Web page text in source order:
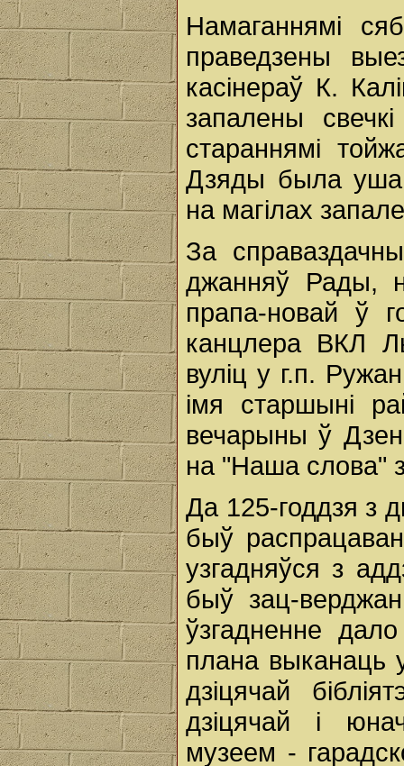
Намаганнямі
праведзены
касінераў К.
запалены
стараннямі
Дзяды была
на магілах
За
джанняў Рады,
прапа-новай ў
канцлера ВКЛ
вуліц у г.п.
імя старшыні
вечарыны ў
на "Наша слова"
Да 125-годдзя з
быў
узгадняўся з
быў зац-
ўзгадненне
плана выканаць
дзіцячай
дзіцячай і
музеем -